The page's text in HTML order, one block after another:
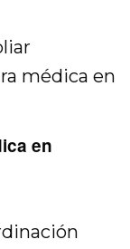
médica en
en